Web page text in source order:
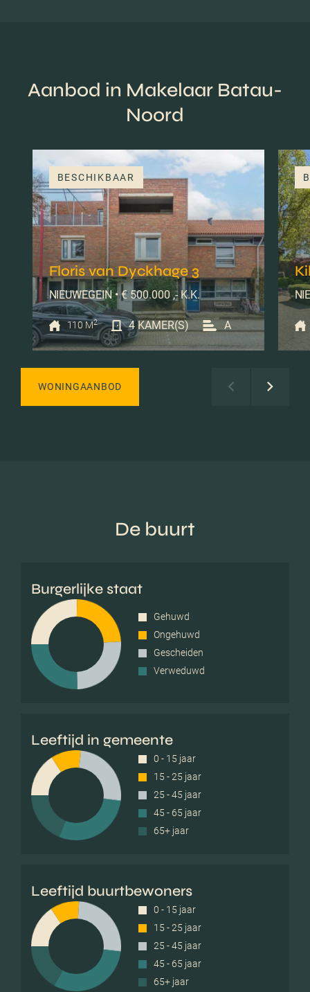
Aanbod in Makelaar Batau-
Noord
BESCHIKBAAR
Floris van Dyckhage 3
NIEUWEGEIN • € 500.000 ,- K.K.
110 M2 4 KAMER(S) A
WONINGAANBOD
De buurt
Burgerlijke staat
Gehuwd
Ongehuwd
Gescheiden
Verweduwd
Leeftijd in gemeente
0 - 15 jaar
15 - 25 jaar
25 - 45 jaar
45 - 65 jaar
65+ jaar
Leeftijd buurtbewoners
0 - 15 jaar
15 - 25 jaar
25 - 45 jaar
45 - 65 jaar
65+ jaar